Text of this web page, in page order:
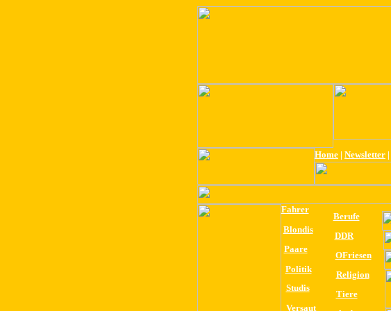
Home | Newsletter |
Fahrer
Berufe
Blondis
DDR
Paare
OFriesen
Politik
Religion
Studis
Tiere
Versaut